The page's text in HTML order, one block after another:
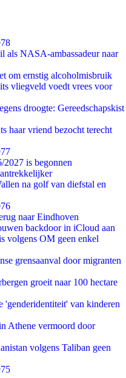
als NASA-ambassadeur naar
om ernstig alcoholmisbruik
vliegveld voedt vrees voor
droogte: Gereedschapskist
haar vriend bezocht terecht
is begonnen
na golf van diefstal en
naar Eindhoven
backdoor in iCloud aan
volgens OM geen enkel
grensaanval door migranten
groeit naar 100 hectare
'genderidentiteit' van kinderen
Athene vermoord door
volgens Taliban geen